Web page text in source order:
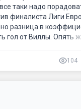
таки надо
финалиста Лиги
но разница в
гол от Виллы. Опять
игроков в матче с
заиграет игроков
104